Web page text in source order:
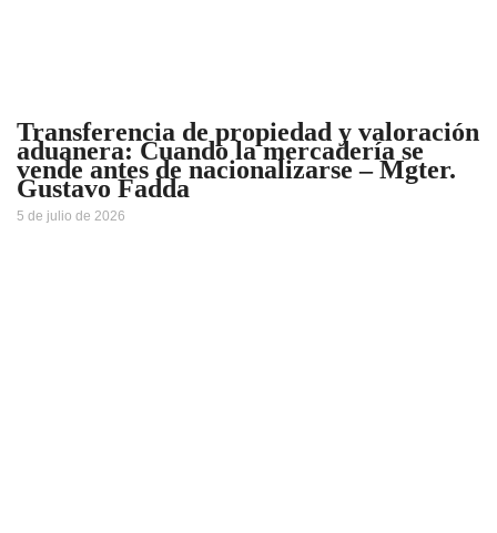
Transferencia de propiedad y valoración
aduanera: Cuando la mercadería se
vende antes de nacionalizarse – Mgter.
Gustavo Fadda
5 de julio de 2026